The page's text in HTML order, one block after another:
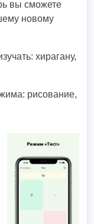
вы сможете
новому
хирагану,
рисование,